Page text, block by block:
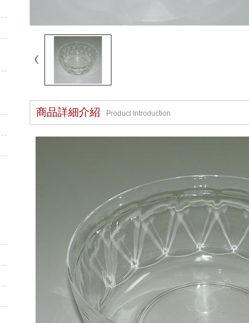
商品詳細介紹 Product Introduction